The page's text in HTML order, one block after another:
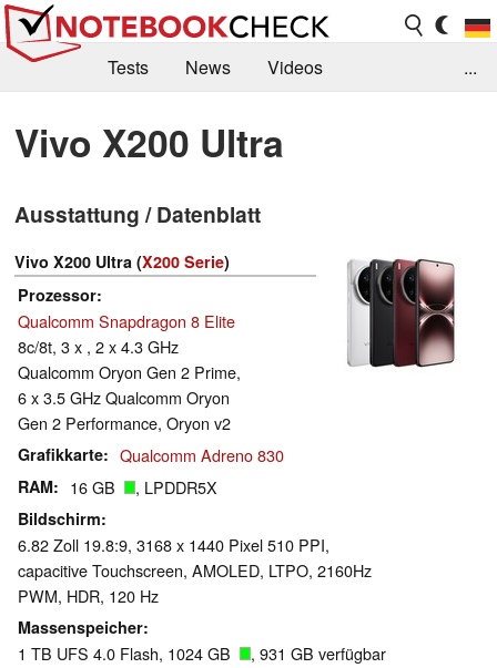
Tests News
Videos
Kaufberatung
Deals Suche
Forum
...
Vivo X200 Ultra
Ausstattung / Datenblatt
Vivo X200 Ultra (X200 Serie)
Prozessor
Qualcomm Snapdragon 8 Elite
8c/8t, 3 x , 2 x 4.3 GHz
Qualcomm Oryon Gen 2 Prime,
6 x 3.5 GHz Qualcomm Oryon
Gen 2 Performance, Oryon v2
Grafikkarte Qualcomm Adreno 830
RAM 16 GB , LPDDR5X
Bildschirm
6.82 Zoll 19.8:9, 3168 x 1440 Pixel 510 PPI,
capacitive Touchscreen, AMOLED, LTPO, 2160Hz
PWM, HDR, 120 Hz
Massenspeicher
1 TB UFS 4.0 Flash, 1024 GB , 931 GB verfügbar